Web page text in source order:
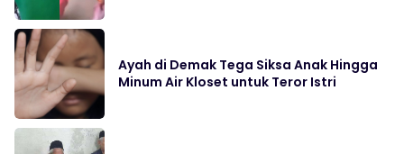
Ayah di Demak Tega Siksa Anak Hingga
Minum Air Kloset untuk Teror Istri